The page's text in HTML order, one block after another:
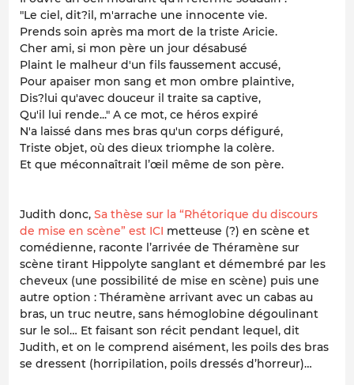
"Le ciel, dit?il, m'arrache une innocente vie.
Prends soin après ma mort de la triste Aricie.
Cher ami, si mon père un jour désabusé
Plaint le malheur d'un fils faussement accusé,
Pour apaiser mon sang et mon ombre plaintive,
Dis?lui qu'avec douceur il traite sa captive,
Qu'il lui rende..." A ce mot, ce héros expiré
N'a laissé dans mes bras qu'un corps défiguré,
Triste objet, où des dieux triomphe la colère.
Et que méconnaîtrait l’œil même de son père.
Judith donc, Sa thèse sur la “Rhétorique du discours
de mise en scène” est ICI metteuse (?) en scène et
comédienne, raconte l’arrivée de Théramène sur
scène tirant Hippolyte sanglant et démembré par les
cheveux (une possibilité de mise en scène) puis une
autre option : Théramène arrivant avec un cabas au
bras, un truc neutre, sans hémoglobine dégoulinant
sur le sol… Et faisant son récit pendant lequel, dit
Judith, et on le comprend aisément, les poils des bras
se dressent (horripilation, poils dressés d’horreur)…